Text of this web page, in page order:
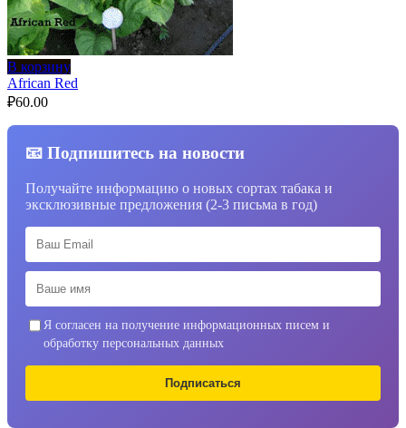
В корзину
African Red
₽60.00
📧 Подпишитесь на новости
Получайте информацию о новых сортах табака и
эксклюзивные предложения (2-3 письма в год)
Я согласен на получение информационных писем и
обработку персональных данных
Подписаться